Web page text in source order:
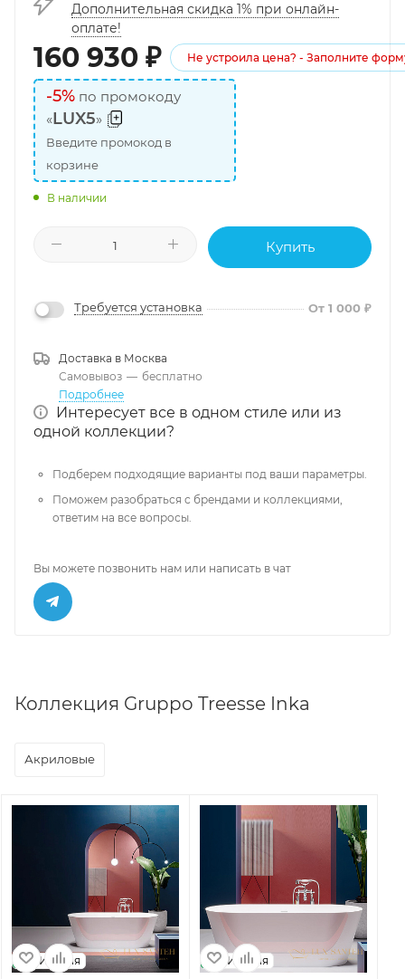
Дополнительная скидка 1% при онлайн-
оплате!
160 930 ₽ Не устроила цена? - Заполните
-5% по промокоду
«LUX5»
Введите промокод в
корзине
В наличии
Купить
Требуется установка От 1 000 ₽
Доставка в Москва
Самовывоз — бесплатно
Подробнее
Интересует все в одном стиле или из
одной коллекции?
Подберем подходящие варианты под ваши параметры.
Поможем разобраться с брендами и коллекциями,
ответим на все вопросы.
Вы можете позвонить нам или написать в чат
Коллекция Gruppo Treesse Inka
Акриловые
Италия Италия